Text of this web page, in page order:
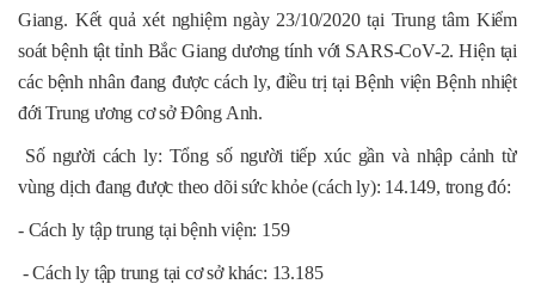
Giang. Kết quả xét nghiệm ngày 23/10/2020 tại Trung tâm Kiểm
soát bệnh tật tỉnh Bắc Giang dương tính với SARS-CoV-2. Hiện tại
các bệnh nhân đang được cách ly, điều trị tại Bệnh viện Bệnh nhiệt
đới Trung ương cơ sở Đông Anh.
Số người cách ly: Tổng số người tiếp xúc gần và nhập cảnh từ
vùng dịch đang được theo dõi sức khỏe (cách ly): 14.149, trong đó:
- Cách ly tập trung tại bệnh viện: 159
- Cách ly tập trung tại cơ sở khác: 13.185